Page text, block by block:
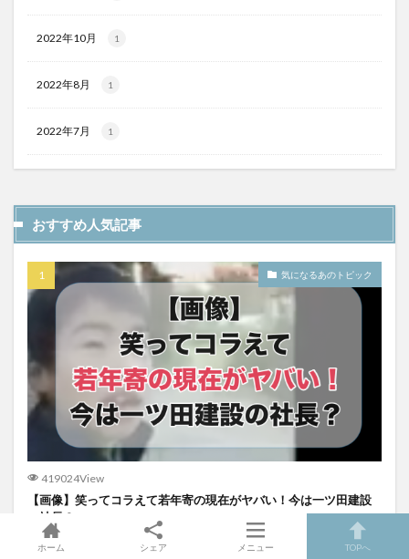
2022年10月 1
2022年8月 1
2022年7月 1
おすすめ人気記事
気になるあのトピック
419024View
【画像】笑ってコラえて若年寄の現在がヤバい！今は一ツ田建設
の社長？
ホーム シェア メニュー TOPへ